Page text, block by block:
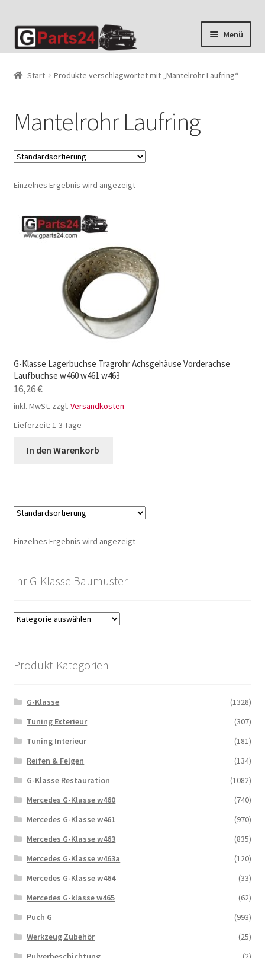
Zur
Navigation
Zum
Inhalt
Menü
Start Produkte verschlagwortet mit „Mantelrohr Laufring“
Mantelrohr Laufring
Einzelnes Ergebnis wird angezeigt
G-Klasse Lagerbuchse Tragrohr Achsgehäuse Vorderachse
Laufbuchse w460 w461 w463
16,26€
inkl. MwSt. zzgl. Versandkosten
Lieferzeit: 1-3 Tage
In den Warenkorb
Einzelnes Ergebnis wird angezeigt
Ihr G-Klasse Baumuster
Produkt-Kategorien
G-Klasse
(1328)
Tuning Exterieur
(307)
Tuning Interieur
(181)
Reifen & Felgen
(134)
G-Klasse Restauration
(1082)
Mercedes G-Klasse w460
(740)
Mercedes G-Klasse w461
(970)
Mercedes G-Klasse w463
(835)
Mercedes G-Klasse w463a
(120)
Mercedes G-Klasse w464
(33)
Mercedes G-klasse w465
(62)
Puch G
(993)
Werkzeug Zubehör
(25)